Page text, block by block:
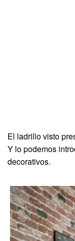
El ladrillo visto
Y lo podemos
decorativos.